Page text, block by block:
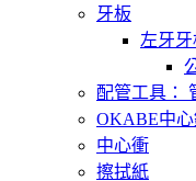
牙板
左牙牙
配管工具：
OKABE中
中心衝
擦拭紙